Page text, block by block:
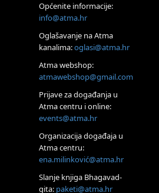
Tečaj Višeg Vodstva, razvijanja
Online
Postanite Nositelj Vibracije Nove
Visoko
Alemka Dauskardt – Jednodnevna
konstelacija
Zagreb
HOD PO ŽERAVICI – Seminar koji
SoulFest – Festival glazbe, mudrosti
Zagreb
Access BARS® edukacija otpusti stres
Općenite informacije:
info@atma.hr
Oglašavanje na Atma
kanalima:oglasi@atma.hr
Atma webshop:
atmawebshop@gmail.com
Prijave za događanja u
Atma centru i online:
events@atma.hr
Organizacija događaja u
Atma centru:
ena.milinković@atma.hr
Slanje knjiga Bhagavad-
gita: paketi@atma.hr